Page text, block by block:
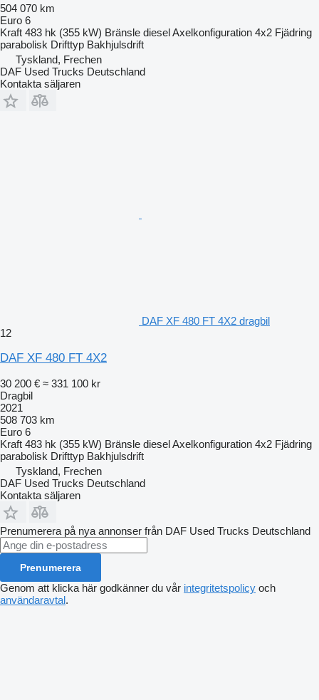
504 070 km
Euro 6
Kraft 483 hk (355 kW) Bränsle dieselAxelkonfiguration 4x2 Fjädring
parabolisk Drifttyp Bakhjulsdrift
Tyskland, Frechen
DAF Used Trucks Deutschland
Kontakta säljaren
DAF XF 480 FT 4X2 dragbil
12
DAF XF 480 FT 4X2
30 200 € ≈ 331 100 kr
Dragbil
2021
508 703 km
Euro 6
Kraft 483 hk (355 kW) Bränsle dieselAxelkonfiguration 4x2 Fjädring
parabolisk Drifttyp Bakhjulsdrift
Tyskland, Frechen
DAF Used Trucks Deutschland
Kontakta säljaren
Prenumerera på nya annonser från DAF Used Trucks Deutschland
Prenumerera
Genom att klicka här godkänner du vår integritetspolicy och
användaravtal.